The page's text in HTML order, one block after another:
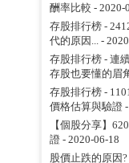
酬率比較 - 2020-
存股排行榜 -
代的原因...
-
存股排行榜 - 連
存股也要懂的眉
存股排行榜 -
價格估算與驗證-
【個股分享】
證- 2020-06-18
股價止跌的原因